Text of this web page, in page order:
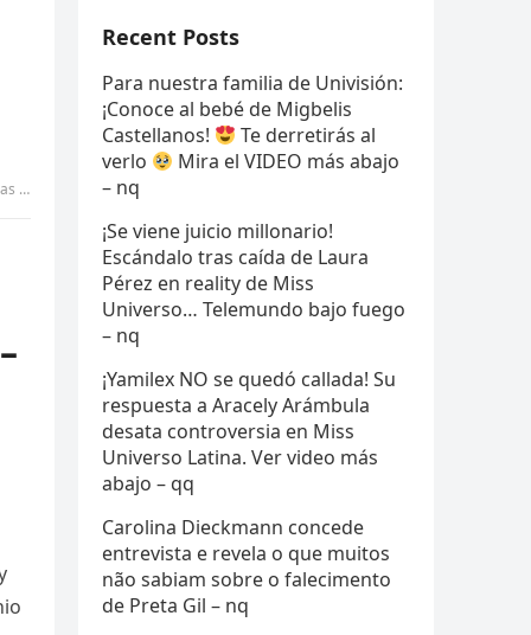
Recent Posts
Para nuestra familia de Univisión:
¡Conoce al bebé de Migbelis
Castellanos!
Te derretirás al
verlo
Mira el VIDEO más abajo
– nq
¡Se viene juicio millonario!
Escándalo tras caída de Laura
Pérez en reality de Miss
Universo… Telemundo bajo fuego
– nq
¡Yamilex NO se quedó callada! Su
respuesta a Aracely Arámbula
desata controversia en Miss
Universo Latina. Ver video más
abajo – qq
Carolina Dieckmann concede
entrevista e revela o que muitos
não sabiam sobre o falecimento
de Preta Gil – nq